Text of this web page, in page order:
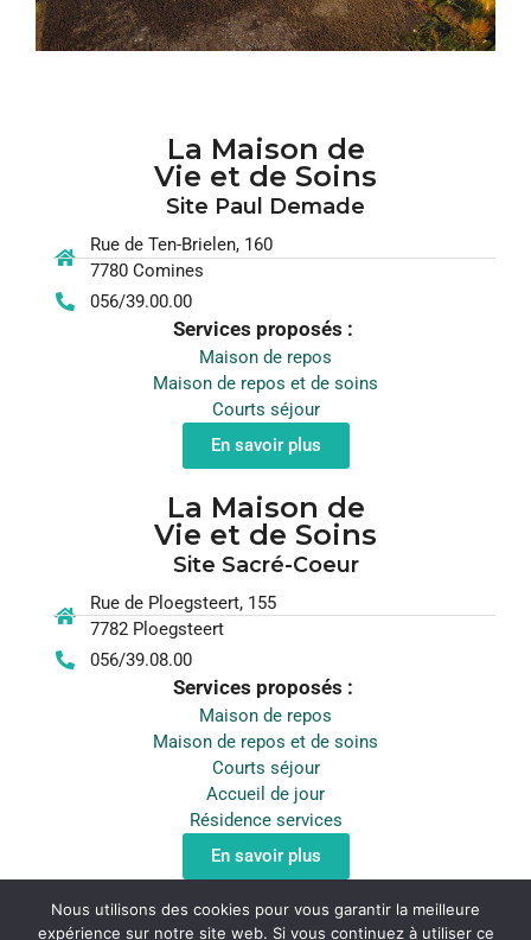
La Maison de
Vie et de Soins
Site Paul Demade
Rue de Ten-Brielen, 160
7780 Comines
056/39.00.00
Services proposés :
Maison de repos
Maison de repos et de soins
Courts séjour
En savoir plus
La Maison de
Vie et de Soins
Site Sacré-Coeur
Rue de Ploegsteert, 155
7782 Ploegsteert
056/39.08.00
Services proposés :
Maison de repos
Maison de repos et de soins
Courts séjour
Accueil de jour
Résidence services
En savoir plus
Nous utilisons des cookies pour vous garantir la meilleure
expérience sur notre site web. Si vous continuez à utiliser ce